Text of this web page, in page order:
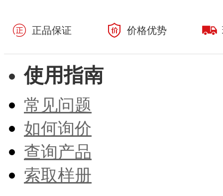
正品保证 价格优势
使用指南
常见问题
如何询价
查询产品
索取样册